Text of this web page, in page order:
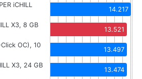
iCHILL
14.217
X3, 8 GB
13.521
OC), 10
13.497
X3, 24 GB
13.474